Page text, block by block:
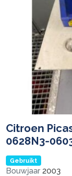
Citroen
0628N3-
Gebruikt
Bouwjaar 2003